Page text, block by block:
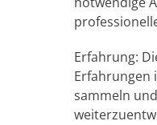
Erfahrung:
Erfahrungen
sammeln